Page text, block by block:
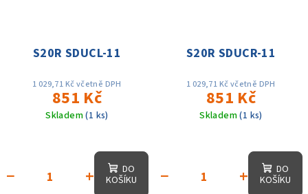
S20R SDUCL-11
1 029,71 Kč včetně DPH
851 Kč
Skladem(1 ks)
+
−
DO
KOŠÍKU
S20R SDUCR-11
1 029,71 Kč včetně DPH
851 Kč
Skladem(1 ks)
+
−
DO
KOŠÍKU